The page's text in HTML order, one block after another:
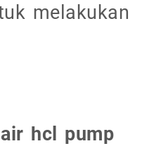
melakukan
hcl pump